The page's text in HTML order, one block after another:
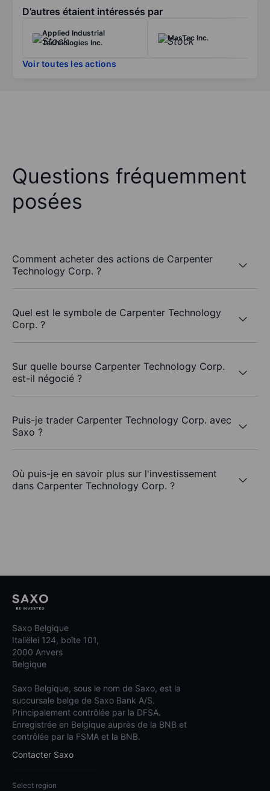
D’autres étaient intéressés par
Applied Industrial
Technologies Inc.
MasTec Inc.
Voir toutes les actions
Questions fréquemment
posées
Comment acheter des actions de Carpenter
Technology Corp. ?
Quel est le symbole de Carpenter Technology
Corp. ?
Sur quelle bourse Carpenter Technology Corp.
est-il négocié ?
Puis-je trader Carpenter Technology Corp. avec
Saxo ?
Où puis-je en savoir plus sur l'investissement
dans Carpenter Technology Corp. ?
Saxo Belgique
Italiëlei 124, boîte 101,
2000 Anvers
Belgique
Saxo Belgique, sous le nom de Saxo, est la
succursale belge de Saxo Bank A/S.
Principalement contrôlée par la DFSA.
Enregistrée en Belgique auprès de la BNB et
contrôlée par la FSMA et la BNB.
Contacter Saxo
Select region